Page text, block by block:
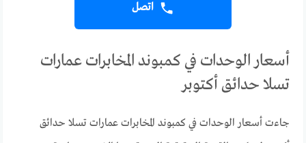
اتصل
أسعار الوحدات في كمبوند المخابرات عمارات
تسلا حدائق أكتوبر
جاءت أسعار الوحدات في كمبوند المخابرات عمارات تسلا حدائق